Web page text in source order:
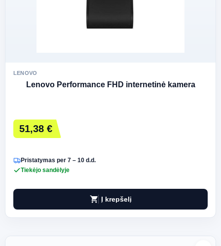
LENOVO
Lenovo Performance FHD internetinė kamera
51,38 €
Pristatymas per 7 – 10 d.d.
Tiekėjo sandėlyje
shopping_cart Į krepšelį